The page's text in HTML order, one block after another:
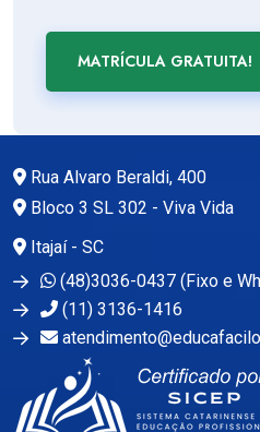
MATRÍCULA GRATUITA!
Rua Alvaro Beraldi, 400
Bloco 3 SL 302 - Viva Vida
Itajaí - SC
(48)3036-0437 (Fixo e
(11) 3136-1416